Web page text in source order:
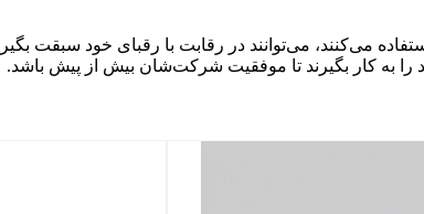
می‌کنند، می‌توانند در رقابت با رقبای خود سبقت
را به کار بگیرند تا موفقیت شرکت‌شان بیش از پیش باشد.